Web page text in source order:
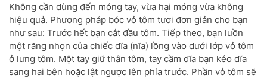
Không cần dùng đến móng tay, vừa hại móng vừa không
hiệu quả. Phương pháp bóc vỏ tôm tươi đơn giản cho bạn
như sau: Trước hết bạn cắt đầu tôm. Tiếp theo, bạn luồn
một răng nhọn của chiếc dĩa (nĩa) lồng vào dưới lớp vỏ tôm
ở lưng tôm. Một tay giữ thân tôm, tay cầm dĩa bạn kéo dĩa
sang hai bên hoặc lật ngược lên phía trước. Phần vỏ tôm sẽ